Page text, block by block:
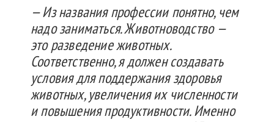
— Из названия профессии понятно, чем
надо заниматься. Животноводство —
это разведение животных.
Соответственно, я должен создавать
условия для поддержания здоровья
животных, увеличения их численности
и повышения продуктивности. Именно